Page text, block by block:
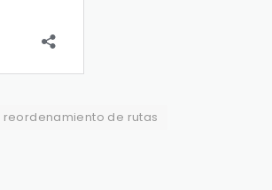
reordenamiento de rutas